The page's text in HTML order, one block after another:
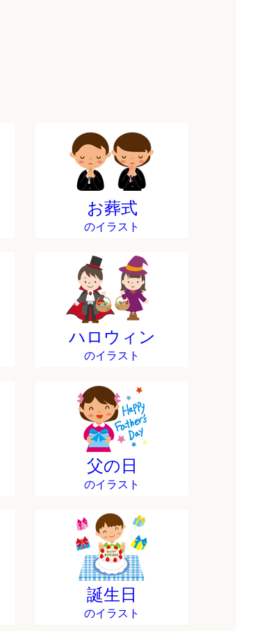
お葬式
のイラスト
ハロウィン
のイラスト
父の日
のイラスト
誕生日
のイラスト